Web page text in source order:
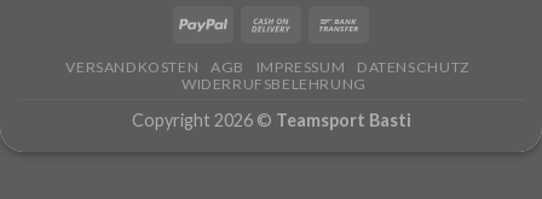
VERSANDKOSTEN AGB IMPRESSUM
DATENSCHUTZ
WIDERRUFSBELEHRUNG
Copyright 2026 © Teamsport Basti